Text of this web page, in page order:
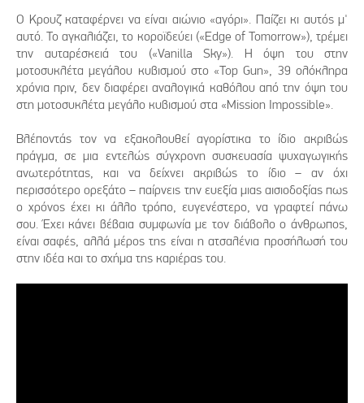
Ο Κρουζ καταφέρνει να είναι αιώνιο «αγόρι». Παίζει κι αυτός μ'
αυτό. Το αγκαλιάζει, το κοροϊδεύει («Edge of Tomorrow»), τρέμει
την αυταρέσκειά του («Vanilla Sky»). Η όψη του στην
μοτοσυκλέτα μεγάλου κυβισμού στο «Top Gun», 39 ολόκληρα
χρόνια πριν, δεν διαφέρει αναλογικά καθόλου από την όψη του
στη μοτοσυκλέτα μεγάλο κυβισμού στα «Mission Impossible».
Βλέποντάς τον να εξακολουθεί αγορίστικα το ίδιο ακριβώς
πράγμα, σε μια εντελώς σύγχρονη συσκευασία ψυχαγωγικής
ανωτερότητας, και να δείχνει ακριβώς το ίδιο – αν όχι
περισσότερο ορεξάτο – παίρνεις την ευεξία μιας αισιοδοξίας πως
ο χρόνος έχει κι άλλο τρόπο, ευγενέστερο, να γραφτεί πάνω
σου. Έχει κάνει βέβαια συμφωνία με τον διάβολο ο άνθρωπος,
είναι σαφές, αλλά μέρος της είναι η ατσαλένια προσήλωσή του
στην ιδέα και το σχήμα της καριέρας του.